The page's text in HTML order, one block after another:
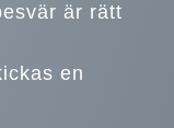
är rätt
en